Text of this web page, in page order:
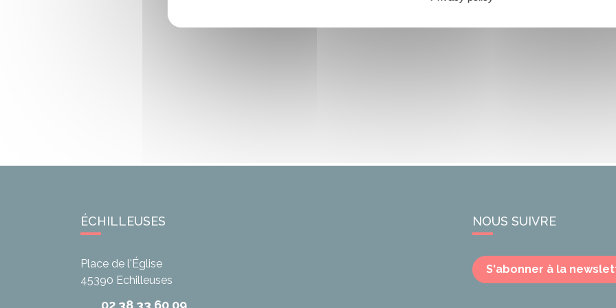
ÉCHILLEUSES
Place de l'Église
45390 Echilleuses
NOUS SUIVRE
S'abonner à la